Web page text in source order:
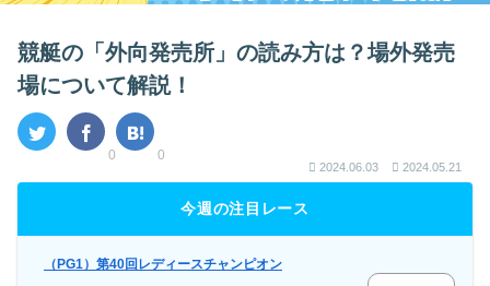
競艇の「外向発売所」の読み方は？場外発売
場について解説！
0 0
2024.06.03 2024.05.21
今週の注目レース
（PG1）第40回レディースチャンピオン